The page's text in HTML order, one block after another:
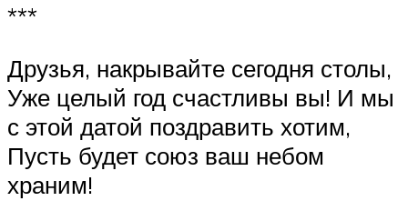
***
Друзья, накрывайте сегодня столы,
Уже целый год счастливы вы! И мы
с этой датой поздравить хотим,
Пусть будет союз ваш небом
храним!